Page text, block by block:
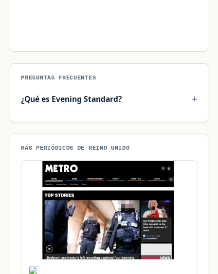
PREGUNTAS FRECUENTES
¿Qué es Evening Standard?
MÁS PERIÓDICOS DE REINO UNIDO